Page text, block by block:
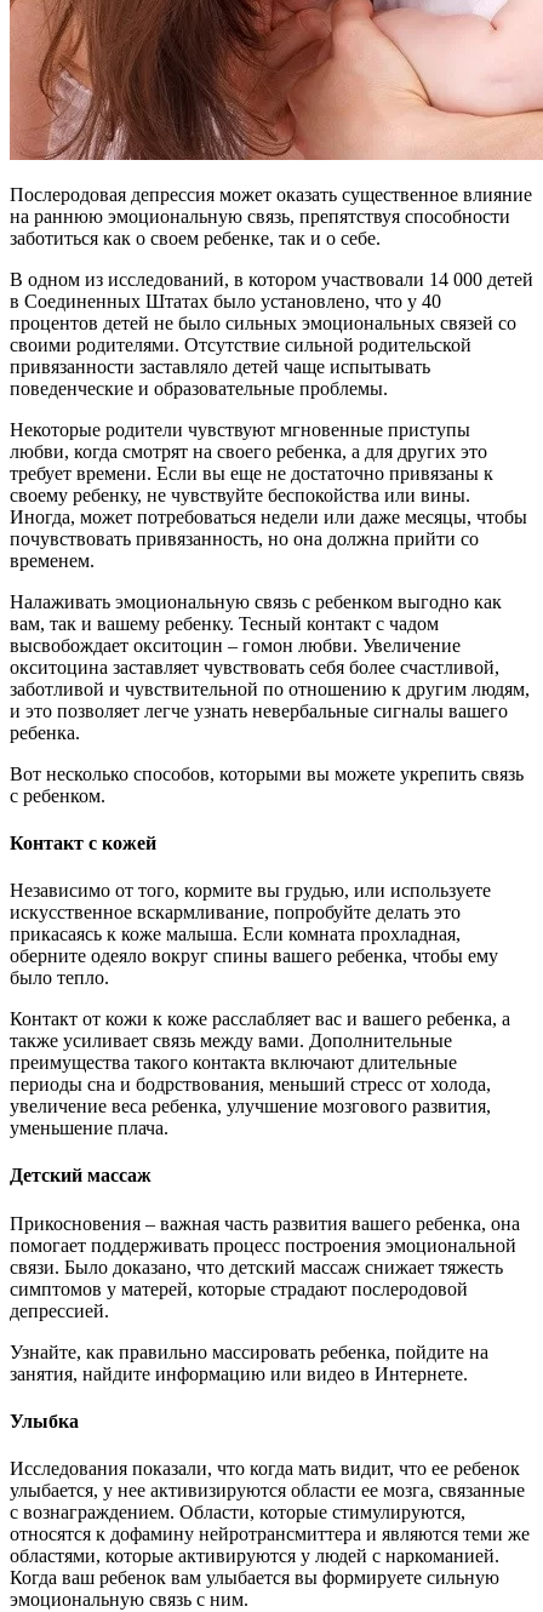
Послеродовая депрессия может оказать существенное влияние
на раннюю эмоциональную связь, препятствуя способности
заботиться как о своем ребенке, так и о себе.
В одном из исследований, в котором участвовали 14 000 детей
в Соединенных Штатах было установлено, что у 40
процентов детей не было сильных эмоциональных связей со
своими родителями. Отсутствие сильной родительской
привязанности заставляло детей чаще испытывать
поведенческие и образовательные проблемы.
Некоторые родители чувствуют мгновенные приступы
любви, когда смотрят на своего ребенка, а для других это
требует времени. Если вы еще не достаточно привязаны к
своему ребенку, не чувствуйте беспокойства или вины.
Иногда, может потребоваться недели или даже месяцы, чтобы
почувствовать привязанность, но она должна прийти со
временем.
Налаживать эмоциональную связь с ребенком выгодно как
вам, так и вашему ребенку. Тесный контакт с чадом
высвобождает окситоцин – гомон любви. Увеличение
окситоцина заставляет чувствовать себя более счастливой,
заботливой и чувствительной по отношению к другим людям,
и это позволяет легче узнать невербальные сигналы вашего
ребенка.
Вот несколько способов, которыми вы можете укрепить связь
с ребенком.
Контакт с кожей
Независимо от того, кормите вы грудью, или используете
искусственное вскармливание, попробуйте делать это
прикасаясь к коже малыша. Если комната прохладная,
оберните одеяло вокруг спины вашего ребенка, чтобы ему
было тепло.
Контакт от кожи к коже расслабляет вас и вашего ребенка, а
также усиливает связь между вами. Дополнительные
преимущества такого контакта включают длительные
периоды сна и бодрствования, меньший стресс от холода,
увеличение веса ребенка, улучшение мозгового развития,
уменьшение плача.
Детский массаж
Прикосновения – важная часть развития вашего ребенка, она
помогает поддерживать процесс построения эмоциональной
связи. Было доказано, что детский массаж снижает тяжесть
симптомов у матерей, которые страдают послеродовой
депрессией.
Узнайте, как правильно массировать ребенка, пойдите на
занятия, найдите информацию или видео в Интернете.
Улыбка
Исследования показали, что когда мать видит, что ее ребенок
улыбается, у нее активизируются области ее мозга, связанные
с вознаграждением. Области, которые стимулируются,
относятся к дофамину нейротрансмиттера и являются теми же
областями, которые активируются у людей с наркоманией.
Когда ваш ребенок вам улыбается вы формируете сильную
эмоциональную связь с ним.